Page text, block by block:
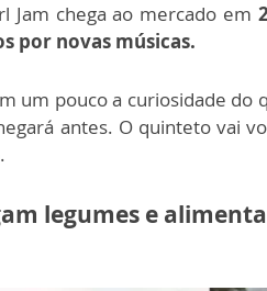
Jam chega ao mercado em
por novas músicas.
um pouco a curiosidade do
antes. O quinteto vai
legumes e